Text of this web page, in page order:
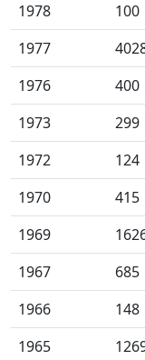
1978
100
1977
1976
400
1973
299
1972
124
1970
415
1969
1967
685
1966
148
1965